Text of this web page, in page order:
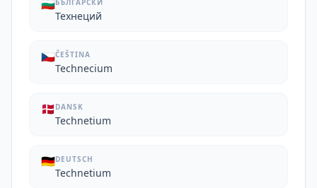
🇧🇬БЪЛГАРСКИ
Технеций
🇨🇿ČEŠTINA
Technecium
🇩🇰 DANSK
Technetium
🇩🇪DEUTSCH
Technetium